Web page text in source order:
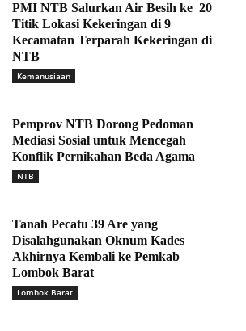
PMI NTB Salurkan Air Besih ke 20
Titik Lokasi Kekeringan di 9
Kecamatan Terparah Kekeringan di
NTB
Kemanusiaan
Pemprov NTB Dorong Pedoman
Mediasi Sosial untuk Mencegah
Konflik Pernikahan Beda Agama
NTB
Tanah Pecatu 39 Are yang
Disalahgunakan Oknum Kades
Akhirnya Kembali ke Pemkab
Lombok Barat
Lombok Barat